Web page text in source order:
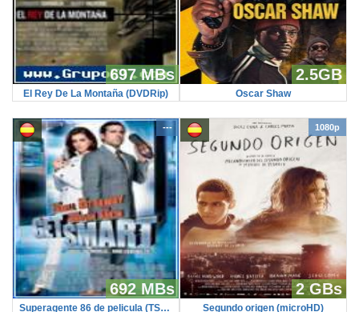
697 MBs
El Rey De La Montaña (DVDRip)
2.5GB
Oscar Shaw
---
692 MBs
Superagente 86 de pelicula (TS-Screener)
1080p
2 GBs
Segundo origen (microHD)